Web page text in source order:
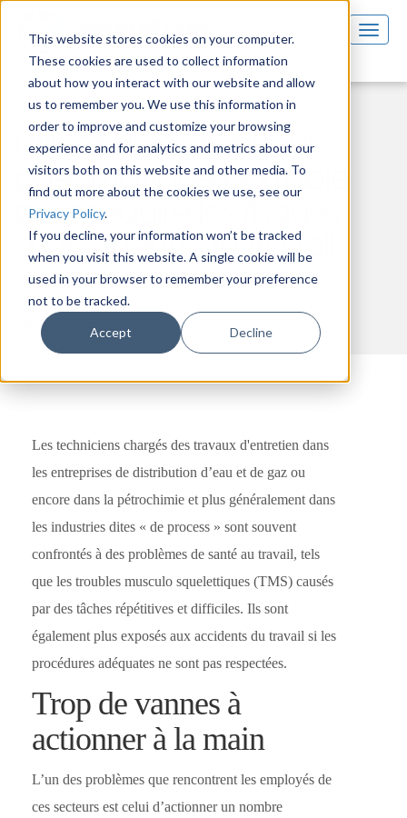
This website stores cookies on your computer.
These cookies are used to collect information
about how you interact with our website and allow
us to remember you. We use this information in
order to improve and customize your browsing
experience and for analytics and metrics about our
visitors both on this website and other media. To
find out more about the cookies we use, see our
Privacy Policy.
If you decline, your information won’t be tracked
when you visit this website. A single cookie will be
used in your browser to remember your preference
not to be tracked.
Accept Decline
ARP Sécurité Pourquoi un ARP ?
Utilisez un actionneur
pneumatique portable
pour réduire les risques
d’accidents au travail
2 septembre 2016
ARP SÉCURITÉ POURQUOI UN ARP ?
Les techniciens chargés des travaux d'entretien dans
les entreprises de distribution d’eau et de gaz ou
encore dans la pétrochimie et plus généralement dans
les industries dites « de process » sont souvent
confrontés à des problèmes de santé au travail, tels
que les troubles musculo squelettiques (TMS) causés
par des tâches répétitives et difficiles. Ils sont
également plus exposés aux accidents du travail si les
procédures adéquates ne sont pas respectées.
Trop de vannes à
actionner à la main
L’un des problèmes que rencontrent les employés de
ces secteurs est celui d’actionner un nombre